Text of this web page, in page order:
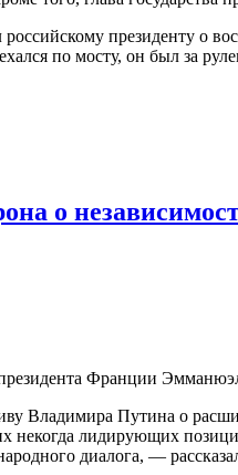
президенту о
по мосту, он был за
о
Франции
Владимира Путина о
некогда лидирующих
диалога, —